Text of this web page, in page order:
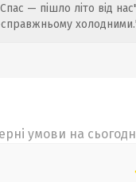
— пішло літо від
умови на